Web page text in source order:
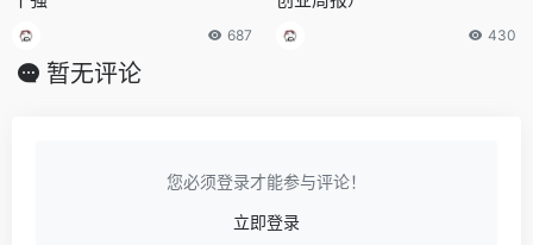
687 430
暂无评论
您必须登录才能参与评论！
立即登录